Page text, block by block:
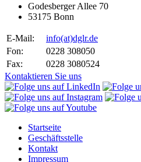
Godesberger Allee 70
53175 Bonn
E-Mail: info(at)dglr.de
Fon:
0228 308050
Fax:
0228 3080524
Kontaktieren Sie uns
Startseite
Geschäftsstelle
Kontakt
Impressum